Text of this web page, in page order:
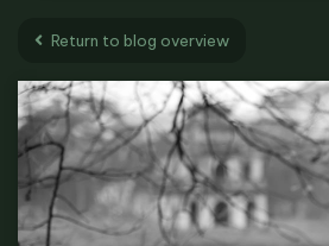
Return to blog overview